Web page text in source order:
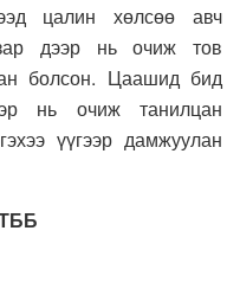
цалин хөлсөө авч
дээр нь очиж тов
болсон. Цаашид бид
нь очиж танилцан
үүгээр дамжуулан